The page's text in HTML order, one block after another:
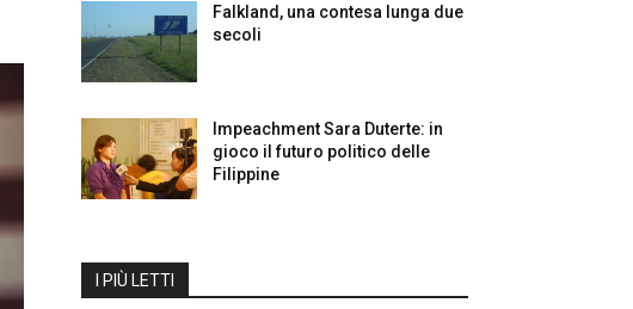
Falkland, una contesa lunga due
secoli
Impeachment Sara Duterte: in
gioco il futuro politico delle
Filippine
I PIÙ LETTI